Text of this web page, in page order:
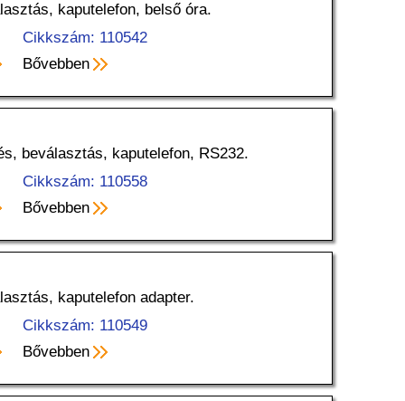
kaputelefon, belső óra.
Cikkszám: 110542
Bővebben
beválasztás, kaputelefon, RS232.
Cikkszám: 110558
Bővebben
kaputelefon adapter.
Cikkszám: 110549
Bővebben